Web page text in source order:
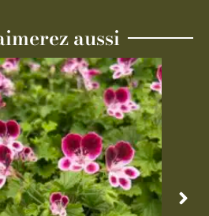
aussi